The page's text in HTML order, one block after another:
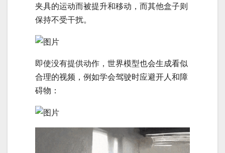
夹具的运动而被提升和移动，而其他盒子则
保持不受干扰。
即使没有提供动作，世界模型也会生成看似
合理的视频，例如学会驾驶时应避开人和障
碍物：